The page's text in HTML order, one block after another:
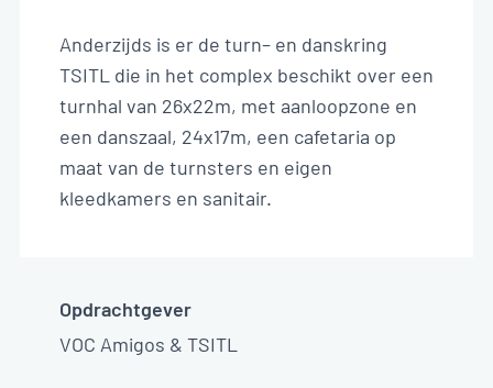
Anderzijds is er de turn– en danskring
TSITL die in het complex beschikt over een
turnhal van 26x22m, met aanloopzone en
een danszaal, 24x17m, een cafetaria op
maat van de turnsters en eigen
kleedkamers en sanitair.
Opdrachtgever
VOC Amigos & TSITL